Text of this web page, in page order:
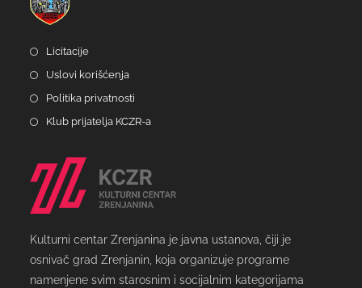
Licitacije
Uslovi korišćenja
Politika privatnosti
Klub prijatelja KCZR-a
Kulturni centar Zrenjanina je javna ustanova, čiji je
osnivač grad Zrenjanin, koja organizuje programe
namenjene svim starosnim i socijalnim kategorijama